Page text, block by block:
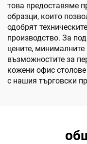
това предоставяме
образци, които
одобрят
производство. За
цените,
възможностите за
кожени офис
с нашия търговски